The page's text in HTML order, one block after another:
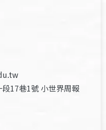
17巷1號 小世界周報